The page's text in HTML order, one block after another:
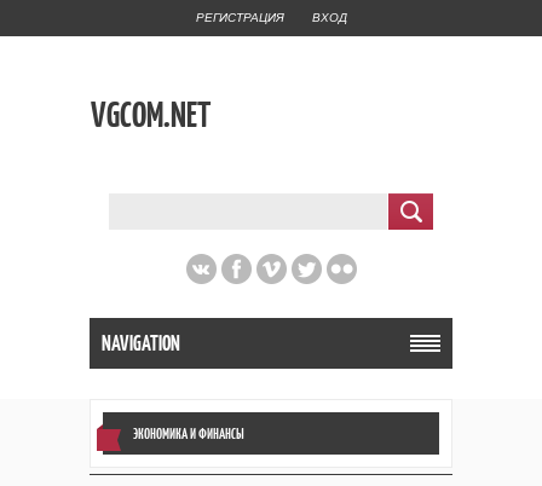
РЕГИСТРАЦИЯ ВХОД
VGCOM.NET
NAVIGATION
ЭКОНОМИКА И ФИНАНСЫ